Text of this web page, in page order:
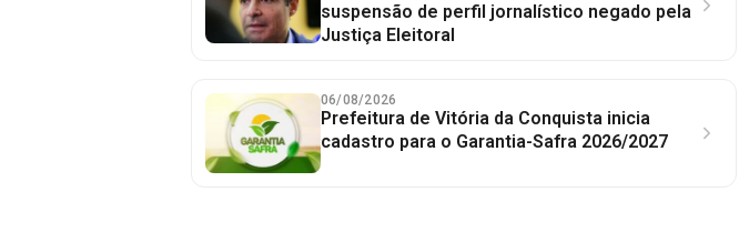
suspensão de perfil jornalístico negado pela
Justiça Eleitoral
06/08/2026
Prefeitura de Vitória da Conquista inicia
cadastro para o Garantia-Safra 2026/2027